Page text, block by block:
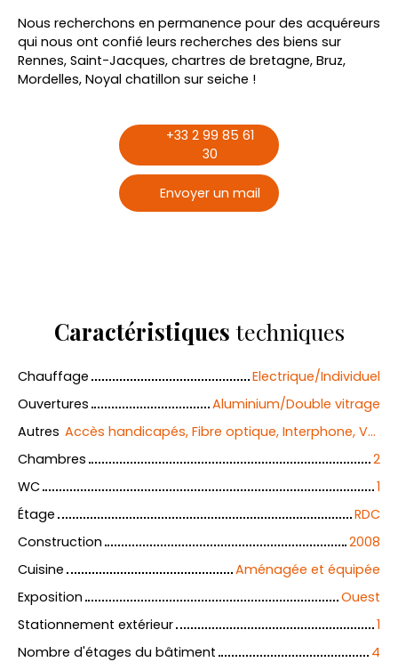
Nous recherchons en permanence pour des acquéreurs
qui nous ont confié leurs recherches des biens sur
Rennes, Saint-Jacques, chartres de bretagne, Bruz,
Mordelles, Noyal chatillon sur seiche !
+33 2 99 85 61
30
Envoyer un mail
Caractéristiques techniques
Chauffage
Electrique/Individuel
Ouvertures
Aluminium/Double vitrage
Autres
Accès handicapés, Fibre optique, Interphone, Volets électriques
Chambres
2
WC
1
Étage
RDC
Construction
2008
Cuisine
Aménagée et équipée
Exposition
Ouest
Stationnement extérieur
1
Nombre d'étages du bâtiment
4